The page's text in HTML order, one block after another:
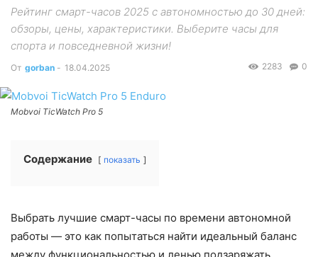
Рейтинг смарт-часов 2025 с автономностью до 30 дней:
обзоры, цены, характеристики. Выберите часы для
спорта и повседневной жизни!
От gorban - 18.04.2025 0
2283
Mobvoi TicWatch Pro 5
Содержание показать
Выбрать лучшие смарт-часы по времени автономной
работы — это как попытаться найти идеальный баланс